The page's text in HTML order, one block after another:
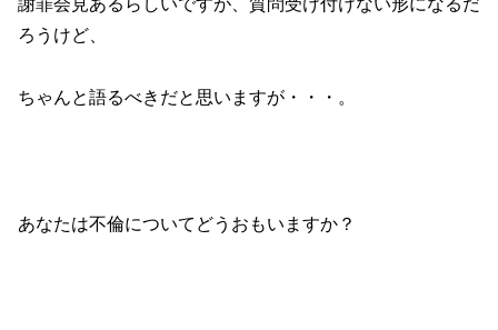
ろうけど、
ちゃんと語るべきだと思いますが・・・。
あなたは不倫についてどうおもいますか？